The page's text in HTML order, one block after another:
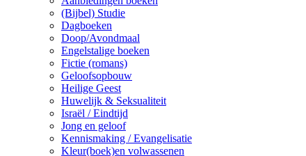
(Bijbel) Studie
Dagboeken
Doop/Avondmaal
Engelstalige boeken
Fictie (romans)
Geloofsopbouw
Heilige Geest
Huwelijk & Seksualiteit
Israël / Eindtijd
Jong en geloof
Kennismaking / Evangelisatie
Kleur(boek)en volwassenen